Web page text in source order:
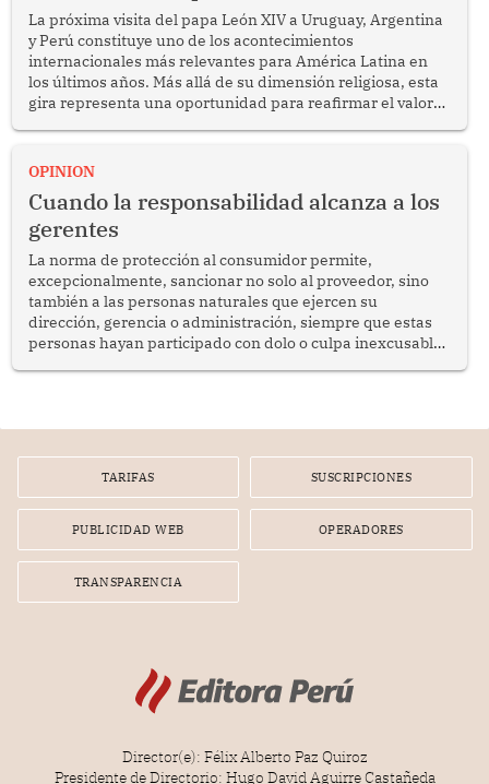
La próxima visita del papa León XIV a Uruguay, Argentina
y Perú constituye uno de los acontecimientos
internacionales más relevantes para América Latina en
los últimos años. Más allá de su dimensión religiosa, esta
gira representa una oportunidad para reafirmar el valor
enfrenta desafíos en materia de desarrollo, cohesión
OPINION
Cuando la responsabilidad alcanza a los
gerentes
La norma de protección al consumidor permite,
excepcionalmente, sancionar no solo al proveedor, sino
también a las personas naturales que ejercen su
dirección, gerencia o administración, siempre que estas
personas hayan participado con dolo o culpa inexcusable
por la frustrada realización de un meet and greet con
TARIFAS SUSCRIPCIONES
PUBLICIDAD WEB OPERADORES
TRANSPARENCIA
Director(e): Félix Alberto Paz Quiroz
Presidente de Directorio: Hugo David Aguirre Castañeda